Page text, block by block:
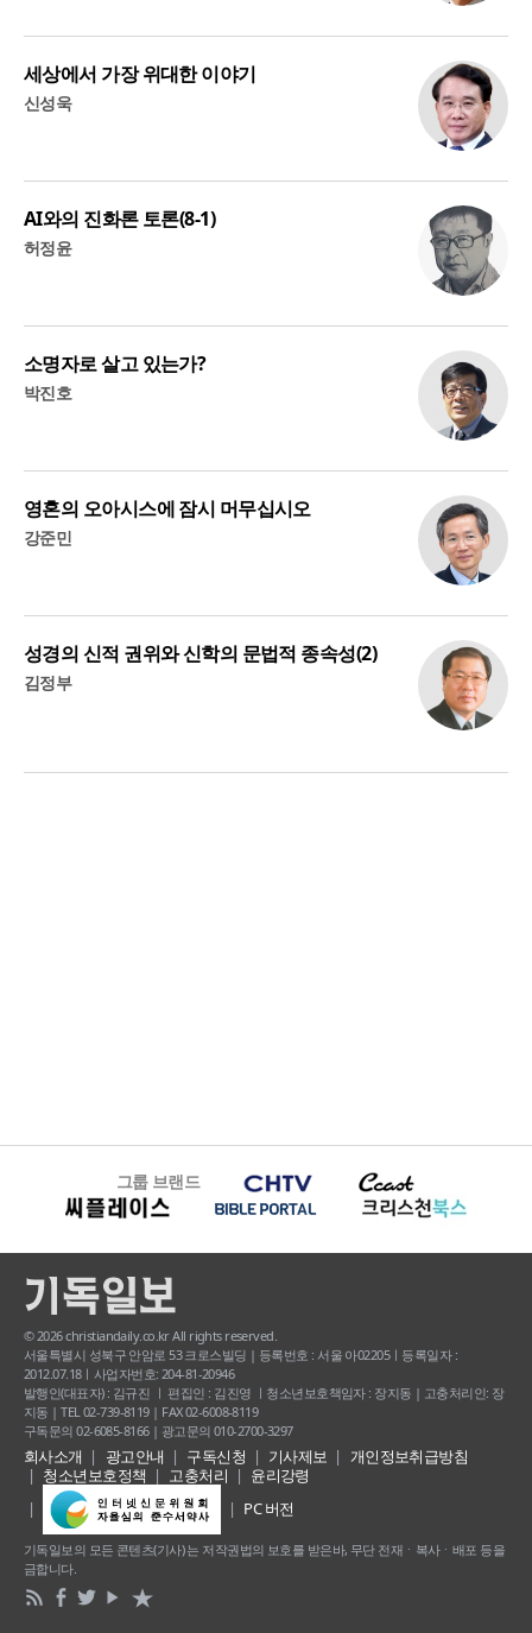
세상에서 가장 위대한 이야기
신성욱
AI와의 진화론 토론(8-1)
허정윤
소명자로 살고 있는가?
박진호
영혼의 오아시스에 잠시 머무십시오
강준민
성경의 신적 권위와 신학의 문법적 종속성(2)
김정부
그룹 브랜드
© 2026 christiandaily.co.kr All rights reserved.
서울특별시 성북구 안암로 53 크로스빌딩 | 등록번호 : 서울 아02205ㅣ등록일자 :
2012.07.18ㅣ사업자번호: 204-81-20946
발행인(대표자) : 김규진 ㅣ 편집인 : 김진영 ㅣ청소년보호책임자 : 장지동 | 고충처리인: 장
지동 | TEL 02-739-8119 | FAX 02-6008-8119
구독문의 02-6085-8166 | 광고문의 010-2700-3297
회사소개 광고안내 구독신청 기사제보
개인정보취급방침
청소년보호정책
고충처리
윤리강령
PC 버전
기독일보의 모든 콘텐츠(기사) 는 저작권법의 보호를 받은바, 무단 전재ㆍ복사ㆍ배포 등을
금합니다.